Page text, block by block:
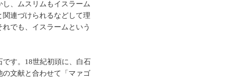
、ムスリムもイスラーム
連づけられるなどして理
でも、イスラームという
す。18世紀初頭に、白石
文献と合わせて「マァゴ